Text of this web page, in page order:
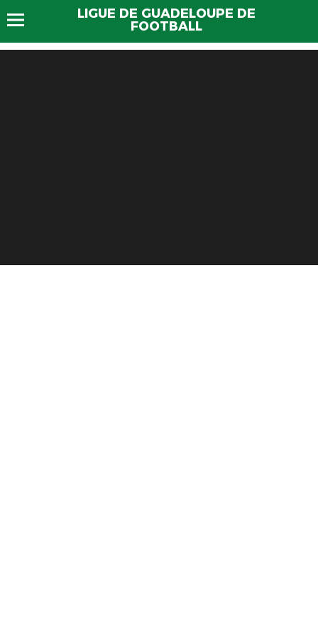
LIGUE DE GUADELOUPE DE
FOOTBALL